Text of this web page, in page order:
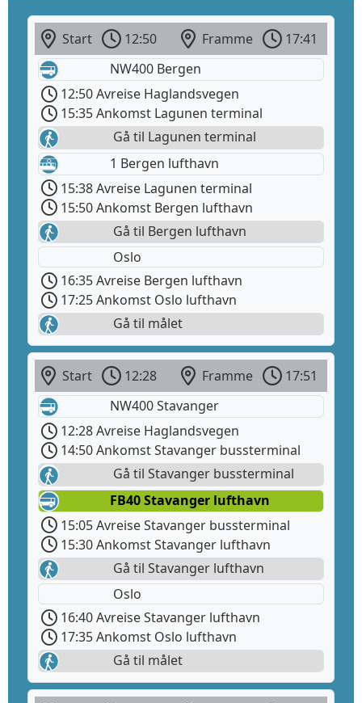
Start 12:50 Framme
17:41
NW400 Bergen
12:50 Avreise Haglandsvegen
15:35 Ankomst Lagunen terminal
Gå til Lagunen terminal
1 Bergen lufthavn
15:38 Avreise Lagunen terminal
15:50 Ankomst Bergen lufthavn
Gå til Bergen lufthavn
Oslo
16:35 Avreise Bergen lufthavn
17:25 Ankomst Oslo lufthavn
Gå til målet
Start 12:28 Framme
17:51
NW400 Stavanger
12:28 Avreise Haglandsvegen
14:50 Ankomst Stavanger bussterminal
Gå til Stavanger bussterminal
FB40 Stavanger lufthavn
15:05 Avreise Stavanger bussterminal
15:30 Ankomst Stavanger lufthavn
Gå til Stavanger lufthavn
Oslo
16:40 Avreise Stavanger lufthavn
17:35 Ankomst Oslo lufthavn
Gå til målet